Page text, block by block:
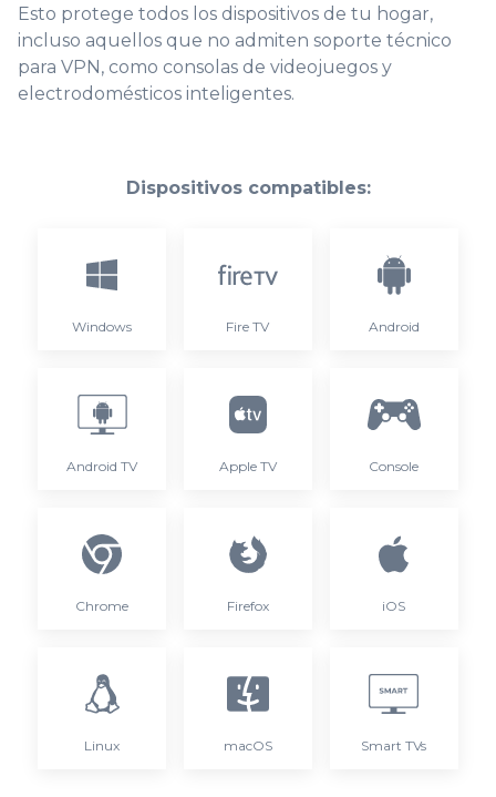
Esto protege todos los dispositivos de tu hogar,
incluso aquellos que no admiten soporte técnico
para VPN, como consolas de videojuegos y
electrodomésticos inteligentes.
Dispositivos compatibles:
Windows Fire TV Android
Android TV Apple TV Console
Chrome Firefox iOS
Linux macOS Smart TVs